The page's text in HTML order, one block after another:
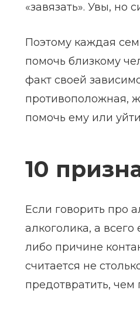
«завязать». Увы, но
Поэтому каждая
помочь близкому
факт своей
противоположная,
помочь ему или
10
Если говорить про
алкоголика, а
либо причине
считается не
предотвратить,